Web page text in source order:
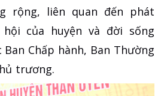
rộng, liên quan đến phát
của huyện và đời sống
Ban Chấp hành, Ban Thường
trương.